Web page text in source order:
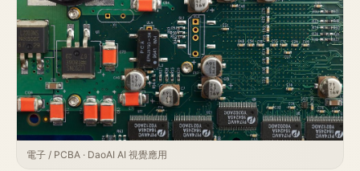
電子 / PCBA · DaoAI AI 視覺應用